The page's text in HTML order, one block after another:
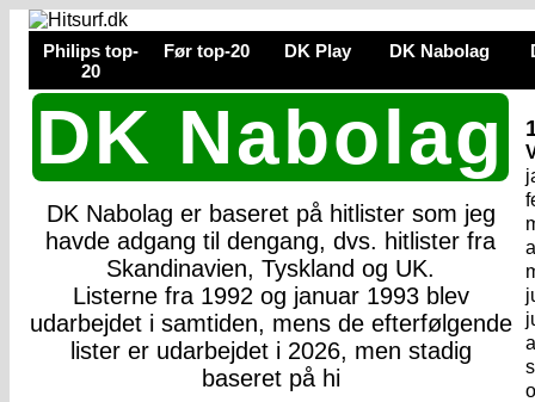
Philips top-
20
Før top-20 DK Play DK Nabolag
DK Nabolag
DK Nabolag er baseret på hitlister som jeg
havde adgang til dengang, dvs. hitlister fra
Skandinavien, Tyskland og UK.
Listerne fra 1992 og januar 1993 blev
udarbejdet i samtiden, mens de efterfølgende
lister er udarbejdet i 2026, men stadig
baseret på hi